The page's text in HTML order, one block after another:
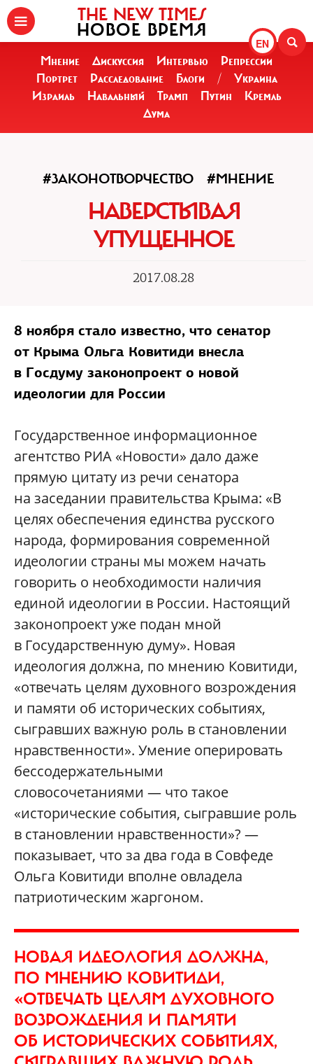
EN
THE NEW TIMES
НОВОЕ ВРЕМЯ
Мнение Дискуссия Интервью
Репрессии
Портрет
Расследование Блоги /
Украина
Израиль
Навальный Трамп Путин
Кремль
Дума
#ЗАКОНОТВОРЧЕСТВО #МНЕНИЕ
НАВЕРСТЫВАЯ
УПУЩЕННОЕ
2017.08.28
8 ноября стало известно, что сенатор
от Крыма Ольга Ковитиди внесла
в Госдуму законопроект о новой
идеологии для России
Государственное информационное
агентство РИА «Новости» дало даже
прямую цитату из речи сенатора
на заседании правительства Крыма: «В
целях обеспечения единства русского
народа, формирования современной
идеологии страны мы можем начать
говорить о необходимости наличия
единой идеологии в России. Настоящий
законопроект уже подан мной
в Государственную думу». Новая
идеология должна, по мнению Ковитиди,
«отвечать целям духовного возрождения
и памяти об исторических событиях,
сыгравших важную роль в становлении
нравственности». Умение оперировать
бессодержательными
словосочетаниями — что такое
«исторические события, сыгравшие роль
в становлении нравственности»? —
показывает, что за два года в Совфеде
Ольга Ковитиди вполне овладела
патриотическим жаргоном.
НОВАЯ ИДЕОЛОГИЯ ДОЛЖНА,
ПО МНЕНИЮ КОВИТИДИ,
«ОТВЕЧАТЬ ЦЕЛЯМ ДУХОВНОГО
ВОЗРОЖДЕНИЯ И ПАМЯТИ
ОБ ИСТОРИЧЕСКИХ СОБЫТИЯХ,